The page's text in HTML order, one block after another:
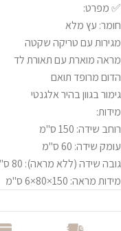
✅ מפרט:
חומר: עץ מלא
מגירות עם טריקה שקטה
מראה מוארת עם תאורת לד
הדום מרופד תואם
גימור בגוון בהיר אלגנטי
מידות:
רוחב שידה: 150 ס"מ
עומק שידה: 60 ס"מ
גובה שידה (ללא מראה): 80 ס"מ
מידות מראה: 150×80×6 ס"מ